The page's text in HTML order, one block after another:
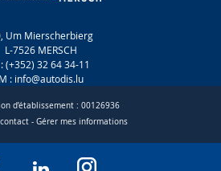
Um Mierscherbierg
L-7526 MERSCH
(+352) 32 64 34-11
M : info@autodis.lu
d’établissement : 00126936
- Gérer mes informations